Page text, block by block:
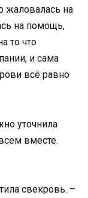
жаловалась на
на помощь,
то что
и сама
всё равно
уточнила
вместе.
свекровь. –